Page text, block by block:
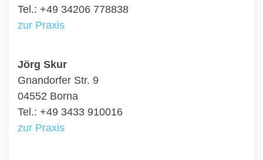
Tel.: +49 34206 778838
zur Praxis
Jörg Skur
Gnandorfer Str. 9
04552 Borna
Tel.: +49 3433 910016
zur Praxis